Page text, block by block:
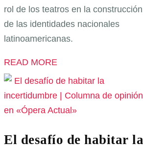
rol de los teatros en la construcción
de las identidades nacionales
latinoamericanas.
READ MORE
El desafío de habitar la